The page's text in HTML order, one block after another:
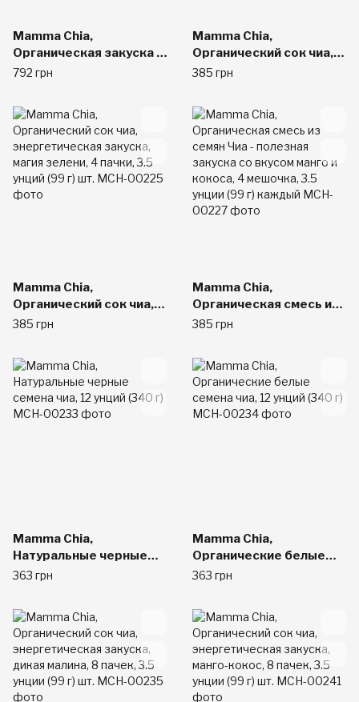
Mamma Chia,
Органическая закуска с
чиа, клубника и банан, 8
каждая
792 грн
Mamma Chia,
Органический сок чиа,
энергетическая
блаженство, 4
пластиковых бутылки,
3.5 унций (99 г) шт.
385 грн
Mamma Chia,
Органический сок чиа,
энергетическая
пачки, 3.5 унций (99 г)
шт.
385 грн
Mamma Chia,
Органическая смесь из
семян Чиа - полезная
и кокоса, 4 мешочка, 3.5
унции (99 г) каждый
385 грн
Mamma Chia,
Натуральные черные
семена чиа, 12 унций
363 грн
Mamma Chia,
Органические белые
семена чиа, 12 унций
363 грн